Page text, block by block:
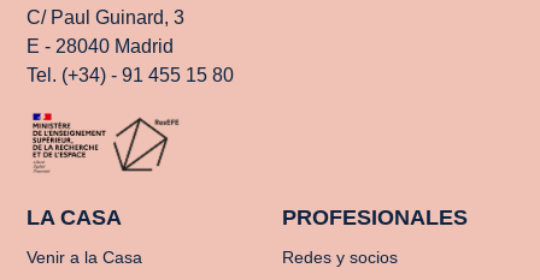
C/ Paul Guinard, 3
E - 28040 Madrid
Tel. (+34) - 91 455 15 80
LA CASA
Venir a la Casa
PROFESIONALES
Redes y socios